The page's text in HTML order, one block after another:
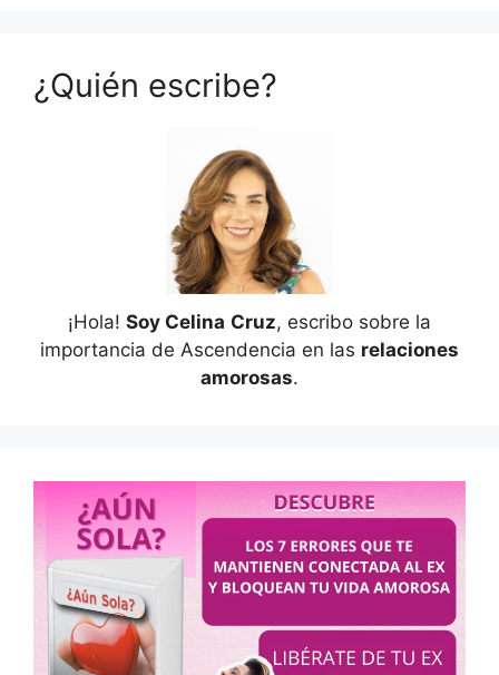
¿Quién escribe?
¡Hola! Soy Celina Cruz, escribo sobre la
importancia de Ascendencia en las relaciones
amorosas.